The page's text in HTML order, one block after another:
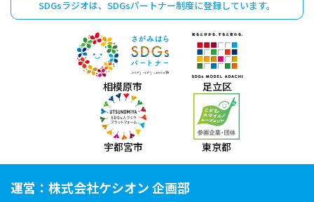
SDGsラジオは、 SDGsパートナー制度に登録しています。
相模原市 足立区
宇都宮市 東京都
運営：株式会社ケシオン 企画部